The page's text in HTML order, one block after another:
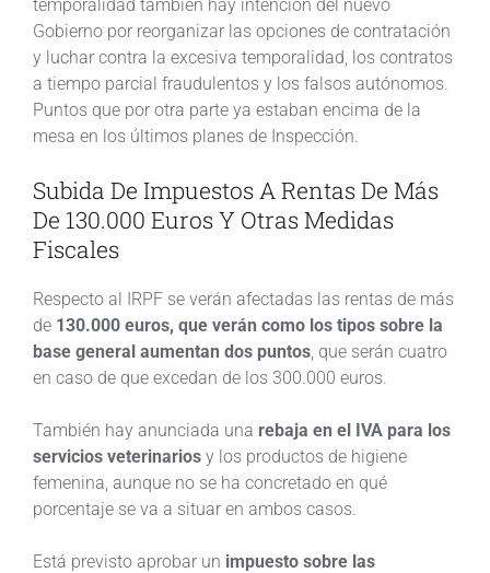
temporalidad también hay intención del nuevo
Gobierno por reorganizar las opciones de contratación
y luchar contra la excesiva temporalidad, los contratos
a tiempo parcial fraudulentos y los falsos autónomos.
Puntos que por otra parte ya estaban encima de la
mesa en los últimos planes de Inspección.
Subida De Impuestos A Rentas De Más
De 130.000 Euros Y Otras Medidas
Fiscales
Respecto al IRPF se verán afectadas las rentas de más
de 130.000 euros, que verán como los tipos sobre la
base general aumentan dos puntos , que serán cuatro
en caso de que excedan de los 300.000 euros.
También hay anunciada una rebaja en el IVA para los
servicios veterinarios y los productos de higiene
femenina, aunque no se ha concretado en qué
porcentaje se va a situar en ambos casos.
Está previsto aprobar un impuesto sobre las